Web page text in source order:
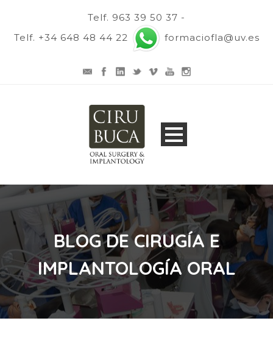
Telf. 963 39 50 37 -
Telf. +34 648 48 44 22
formaciofla@uv.es
BLOG DE CIRUGÍA E
IMPLANTOLOGÍA ORAL